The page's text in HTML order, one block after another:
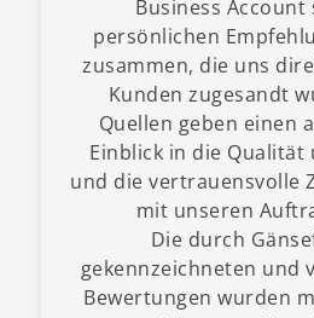
Business Account
persönlichen
zusammen, die uns
Kunden zugesandt
Quellen geben einen
Einblick in die
und die vertrauensvolle
mit unseren
Die durch
gekennzeichneten und
Bewertungen wurden